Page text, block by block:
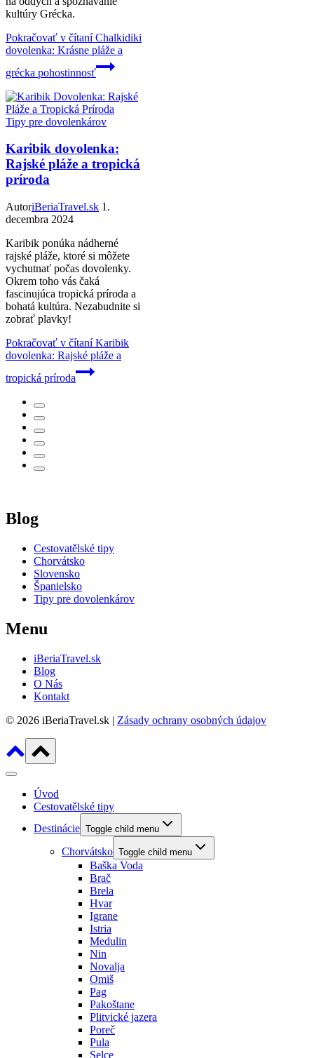
kultúry Grécka.
Pokračovať v čítaníChalkidiki
dovolenka: Krásne pláže a
grécka pohostinnosť
Tipy pre dovolenkárov
Karibik dovolenka:
Rajské pláže a tropická
príroda
AutoriBeriaTravel.sk 1.
decembra 2024
Karibik ponúka nádherné
rajské pláže, ktoré si môžete
vychutnať počas dovolenky.
Okrem toho vás čaká
fascinujúca tropická príroda a
bohatá kultúra. Nezabudnite si
zobrať plavky!
Pokračovať v čítaníKaribik
dovolenka: Rajské pláže a
tropická príroda
Blog
Cestovatělské tipy
Chorvátsko
Slovensko
Španielsko
Tipy pre dovolenkárov
Menu
iBeriaTravel.sk
Blog
O Nás
Kontakt
© 2026 iBeriaTravel.sk | Zásady ochrany osobných údajov
Úvod
Cestovatělské tipy
Destinácie Toggle child menu
Chorvátsko Toggle child menu
Baška Voda
Brač
Brela
Hvar
Igrane
Istria
Medulin
Nin
Novalja
Omiš
Pag
Pakoštane
Plitvické jazera
Poreč
Pula
Selce